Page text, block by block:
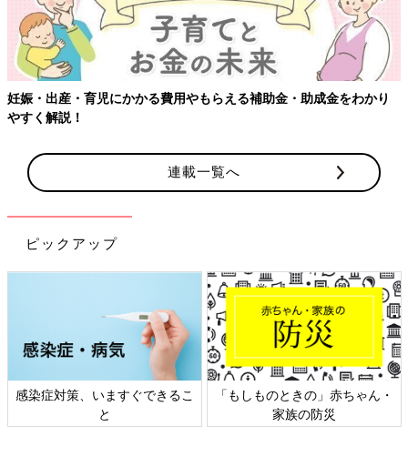
妊娠・出産・育児にかかる費用やもらえる補助金・助成金をわかり
やすく解説！
連載一覧へ
ピックアップ
感染症対策、いますぐできるこ
と
「もしものときの」赤ちゃん・
家族の防災